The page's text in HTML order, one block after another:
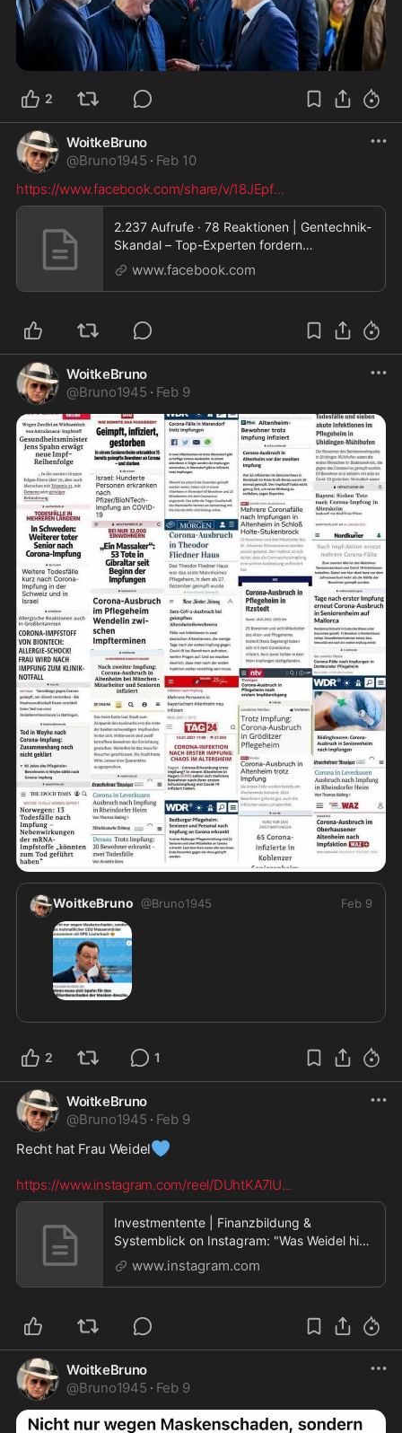
2
WoitkeBruno
@Bruno1945 · Feb 10
https://www.facebook.com/share/v/18JEpf...
2.237 Aufrufe · 78 Reaktionen | Gentechnik-
Skandal – Top-Experten fordern
Moratorium: «Das ist
www.facebook.com
WoitkeBruno
@Bruno1945 · Feb 9
WoitkeBruno @Bruno1945 Feb 9
2 1
WoitkeBruno
@Bruno1945 · Feb 9
Recht hat Frau Weidel💙
https://www.instagram.com/reel/DUhtKA7lU...
Investmentente | Finanzbildung &
Systemblick on Instagram: "Was Weidel hier
sagt, kann einem wi
www.instagram.com
WoitkeBruno
@Bruno1945 · Feb 9